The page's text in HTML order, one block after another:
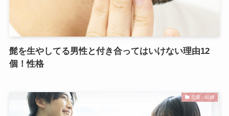
髭を生やしてる男性と付き合ってはいけない理由12
個！性格
恋愛・結婚